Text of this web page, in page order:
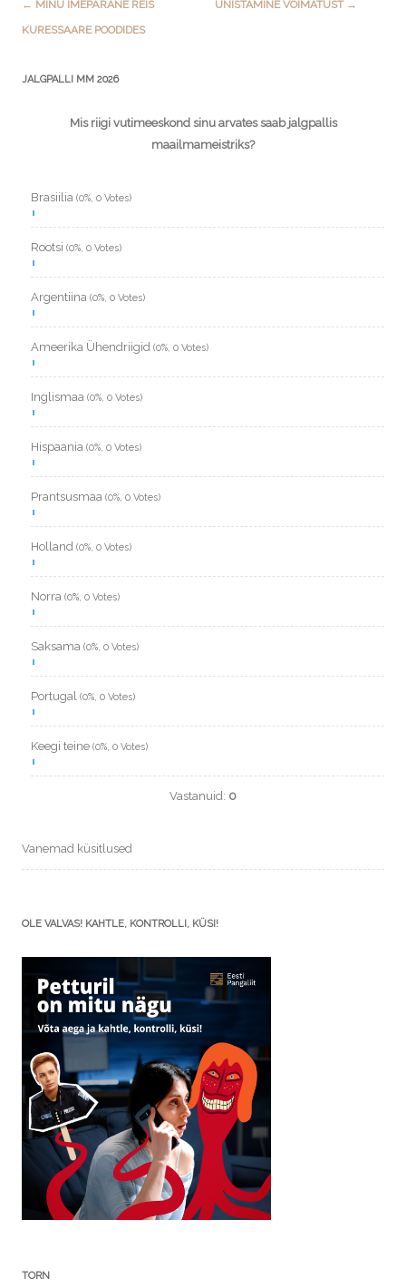
navigation
← MINU IMEPÄRANE REIS
KURESSAARE POODIDES
UNISTAMINE VÕIMATUST →
JALGPALLI MM 2026
Mis riigi vutimeeskond sinu arvates saab jalgpallis
maailmameistriks?
Brasiilia (0%, 0 Votes)
Rootsi (0%, 0 Votes)
Argentiina (0%, 0 Votes)
Ameerika Ühendriigid (0%, 0 Votes)
Inglismaa (0%, 0 Votes)
Hispaania (0%, 0 Votes)
Prantsusmaa (0%, 0 Votes)
Holland (0%, 0 Votes)
Norra (0%, 0 Votes)
Saksama (0%, 0 Votes)
Portugal (0%, 0 Votes)
Keegi teine (0%, 0 Votes)
Vastanuid: 0
Vanemad küsitlused
OLE VALVAS! KAHTLE, KONTROLLI, KÜSI!
TORN